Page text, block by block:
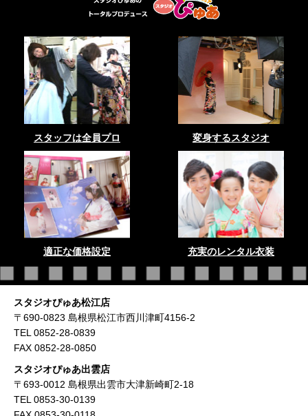
スタッフは全員プロ 変身するスタジオ
適正な価格設定 充実のレンタル衣装
スタジオぴゅあ松江店
〒690-0823 島根県松江市西川津町4156-2
TEL 0852-28-0839
FAX 0852-28-0850
スタジオぴゅあ出雲店
〒693-0012 島根県出雲市大津新崎町2-18
TEL 0853-30-0139